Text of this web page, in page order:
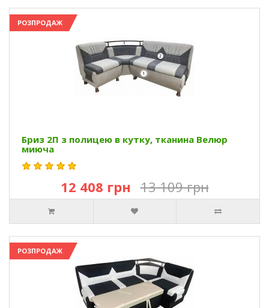
РОЗПРОДАЖ
Бриз 2П з полицею в кутку, тканина Велюр
миюча
12 408 грн 13 109 грн
РОЗПРОДАЖ